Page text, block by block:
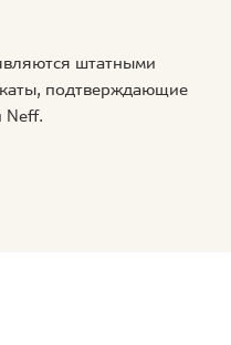
штатными
подтверждающие
Neff.